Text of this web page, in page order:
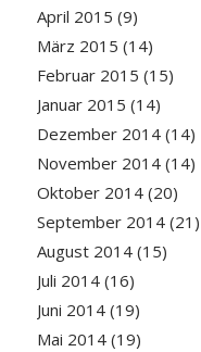
April 2015 (9)
März 2015 (14)
Februar 2015 (15)
Januar 2015 (14)
Dezember 2014(14)
November 2014(14)
Oktober 2014(20)
September 2014(21)
August 2014(15)
Juli 2014(16)
Juni 2014(19)
Mai 2014(19)